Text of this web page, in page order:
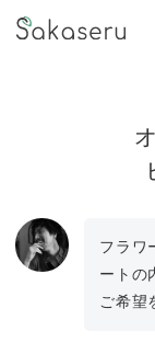
フラワ
ートの
ご希望